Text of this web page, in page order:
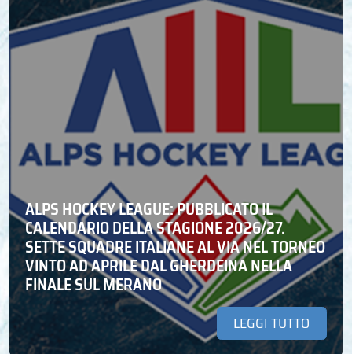
ALPS HOCKEY LEAGUE: PUBBLICATO IL
CALENDARIO DELLA STAGIONE 2026/27.
SETTE SQUADRE ITALIANE AL VIA NEL TORNEO
VINTO AD APRILE DAL GHERDEINA NELLA
FINALE SUL MERANO
LEGGI TUTTO